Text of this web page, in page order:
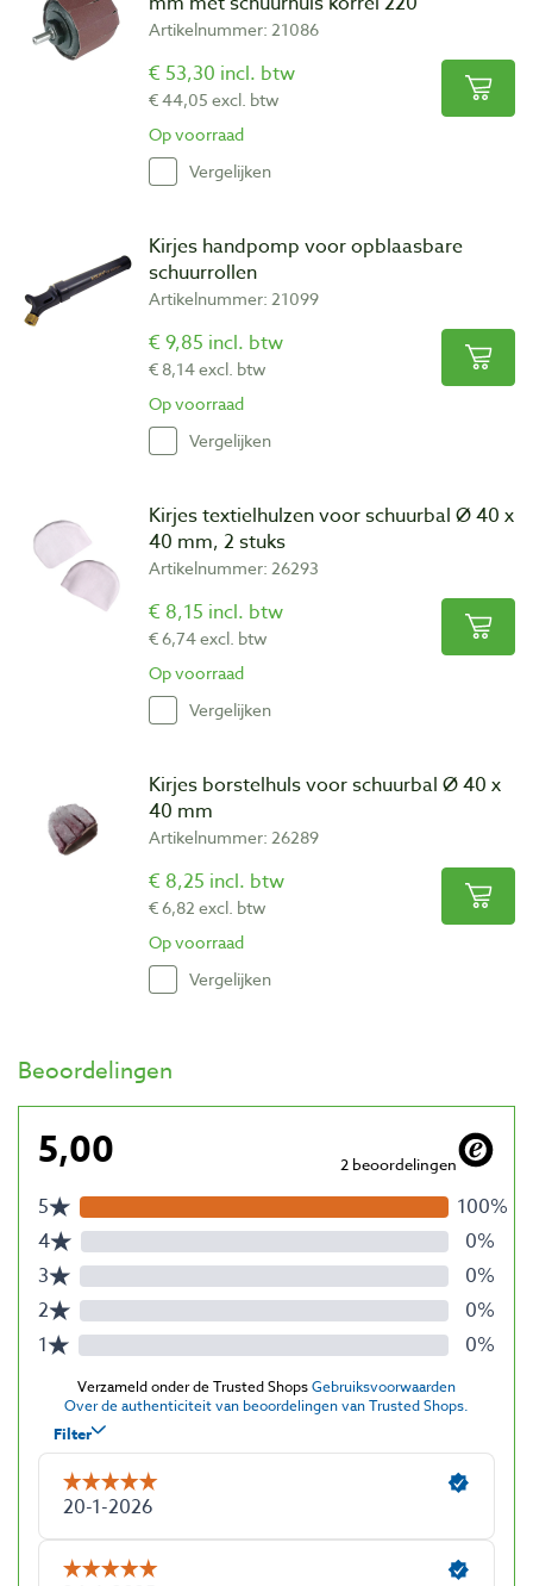
Artikelnummer: 21086
€ 53,30 incl. btw
€ 44,05 excl. btw
Op voorraad
Vergelijken
Kirjes handpomp voor opblaasbare
schuurrollen
Artikelnummer: 21099
€ 9,85 incl. btw
€ 8,14 excl. btw
Op voorraad
Vergelijken
Kirjes textielhulzen voor schuurbal Ø 40 x
40 mm, 2 stuks
Artikelnummer: 26293
€ 8,15 incl. btw
€ 6,74 excl. btw
Op voorraad
Vergelijken
Kirjes borstelhuls voor schuurbal Ø 40 x
40 mm
Artikelnummer: 26289
€ 8,25 incl. btw
€ 6,82 excl. btw
Op voorraad
Vergelijken
Beoordelingen